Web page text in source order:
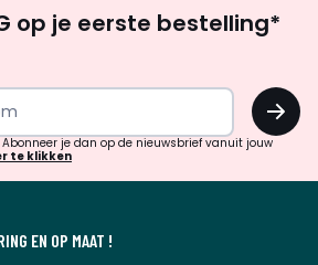
zoek
inspiratie
verrassingen?
op je eerste bestelling*
OK
je dan op de nieuwsbrief vanuit jouw
te klikken
EN OP MAAT !